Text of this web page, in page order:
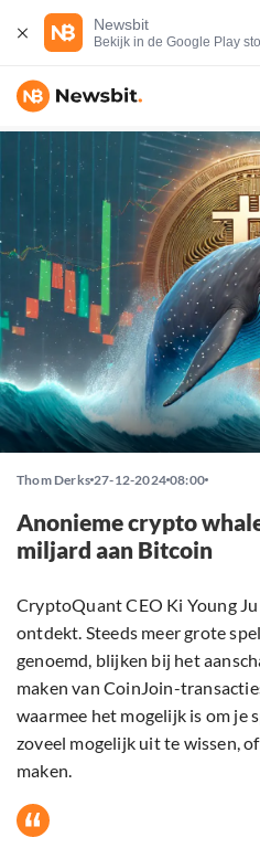
Newsbit
Bekijk in de Google Play
Thom Derks 27-12-2024 08:00
Anonieme crypto
miljard aan Bitcoin
CryptoQuant CEO Ki Young
ontdekt. Steeds meer grote
genoemd, blijken bij het
maken van CoinJoin-
waarmee het mogelijk is om je
zoveel mogelijk uit te wissen,
maken.